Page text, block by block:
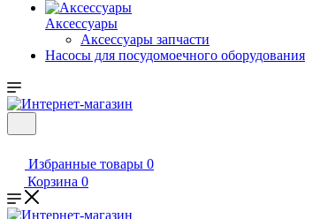
Аксессуары
Аксессуары запчасти
Насосы для посудомоечного оборудования
Избранные товары 0
Корзина 0